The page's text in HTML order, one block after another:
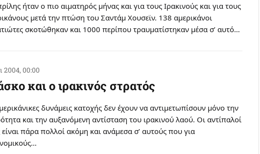
ήταν ο πιο αιματηρός μήνας και για τους Ιρακινούς και για τους
μετά την πτώση του Σαντάμ Χουσεϊν. 138 αμερικάνοι
σκοτώθηκαν και 1000 περίπου τραυματίστηκαν μέσα σ’ αυτό…
2004, 00:00
και ο ιρακινός στρατός
δυνάμεις κατοχής δεν έχουν να αντιμετωπίσουν μόνο την
και την αυξανόμενη αντίσταση του ιρακινού λαού. Oι αντίπαλοί
είναι πάρα πολλοί ακόμη και ανάμεσα σ’ αυτούς που για